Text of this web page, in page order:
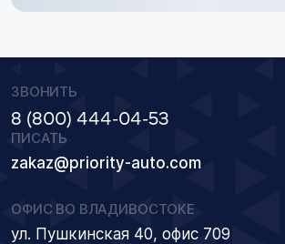
ЗВОНИТЬ
8 (800) 444-04-53
ПИСАТЬ
zakaz@priority-auto.com
ОФИС ВО ВЛАДИВОСТОКЕ
ул. Пушкинская 40, офис 709